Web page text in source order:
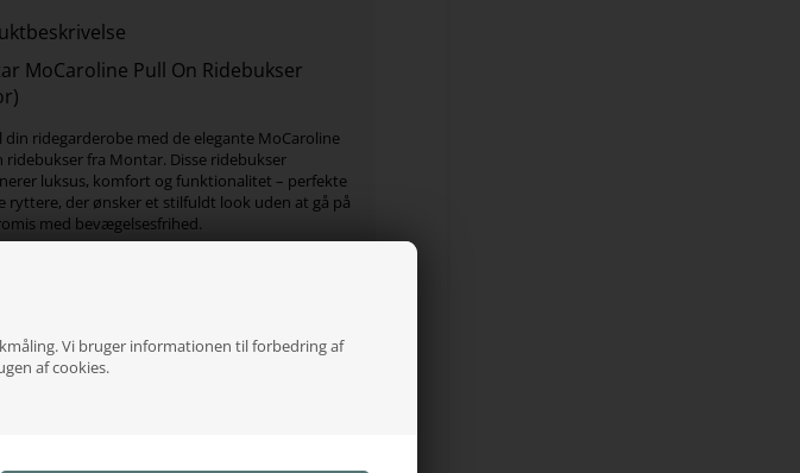
Vi bruger informationen til forbedring af
af cookies.
MoCaroline Pull On Ridebukser
ridegarderobe med de elegante MoCaroline
ridebukser fra Montar. Disse ridebukser
luksus, komfort og funktionalitet – perfekte
ryttere, der ønsker et stilfuldt look uden at gå på
med bevægelsesfrihed.
finish:
detaljer